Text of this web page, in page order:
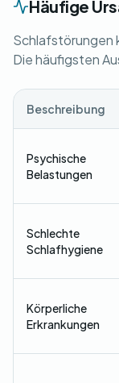
Häufige
Schlafstörungen
Die häufigsten
Beschreibung
Psychische
Belastungen
Schlechte
Schlafhygiene
Körperliche
Erkrankungen